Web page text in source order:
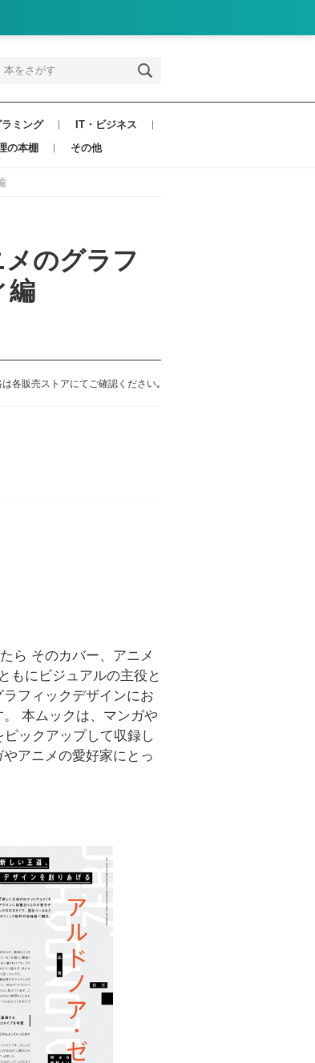
ミング
IT・ビジネス
の本棚 その他
のグラフ
編
各販売ストアにてご確認ください｡
ら そのカバー、アニメ
もにビジュアルの主役と
フィックデザインにお
本ムックは、マンガや
ックアップして収録し
アニメの愛好家にとっ